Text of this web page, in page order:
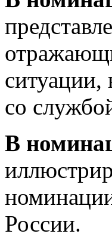
ситуации,
со
В
России.